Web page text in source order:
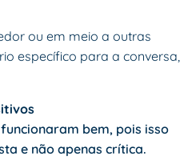
ou em meio a outras
específico para a conversa,
bem, pois isso
e não apenas crítica.